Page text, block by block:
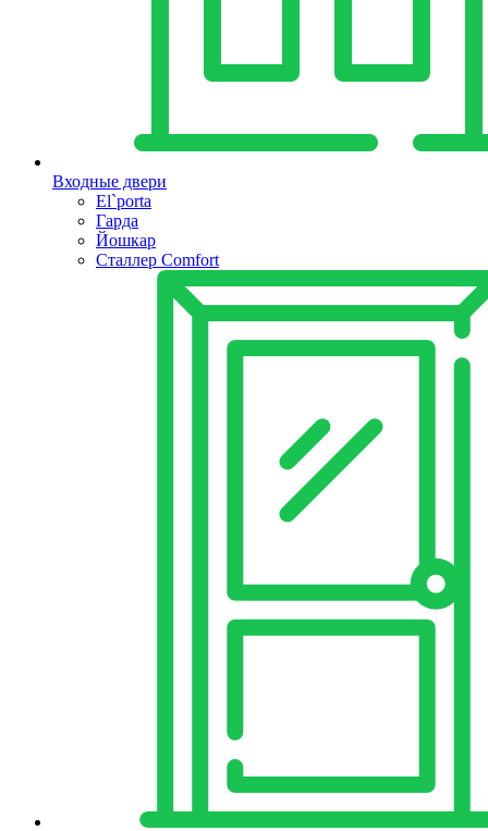
Входные двери
El`porta
Гарда
Йошкар
Сталлер Comfort